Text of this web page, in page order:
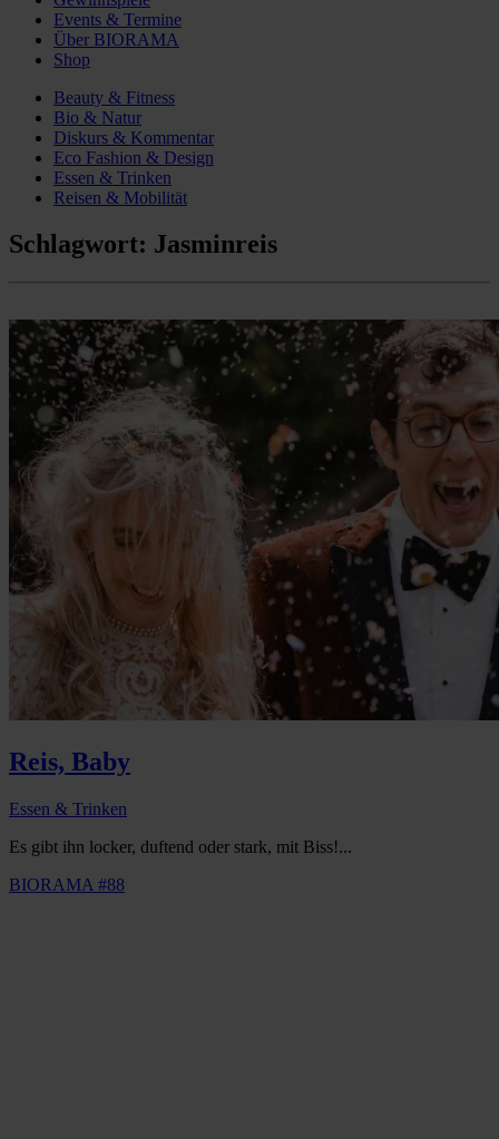
Events & Termine
Über BIORAMA
Shop
Beauty & Fitness
Bio & Natur
Diskurs & Kommentar
Eco Fashion & Design
Essen & Trinken
Reisen & Mobilität
Schlagwort: Jasminreis
Reis, Baby
Essen & Trinken
Es gibt ihn locker, duftend oder stark, mit Biss!...
BIORAMA #88